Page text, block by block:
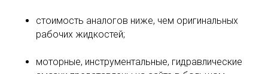
стоимость аналогов ниже, чем оригинальных
рабочих жидкостей;
моторные, инструментальные, гидравлические